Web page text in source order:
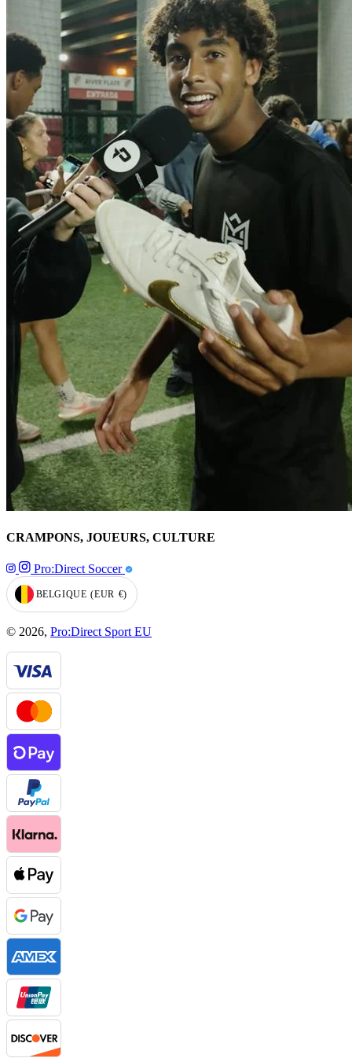
CRAMPONS, JOUEURS, CULTURE
Pro:Direct Soccer
GEOLOCATION BUTTON: BELGIQUE, EUR, €
BELGIQUE (EUR €)
© 2026, Pro:Direct Sport EU